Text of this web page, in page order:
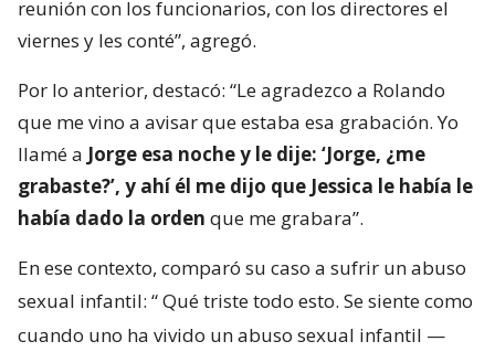
reunión con los funcionarios, con los directores el
viernes y les conté”, agregó.
Por lo anterior, destacó: “Le agradezco a Rolando
que me vino a avisar que estaba esa grabación. Yo
llamé a Jorge esa noche y le dije: ‘Jorge, ¿me
grabaste?’, y ahí él me dijo que Jessica le había le
había dado la orden que me grabara”.
En ese contexto, comparó su caso a sufrir un abuso
sexual infantil: “Qué triste todo esto. Se siente como
cuando uno ha vivido un abuso sexual infantil —